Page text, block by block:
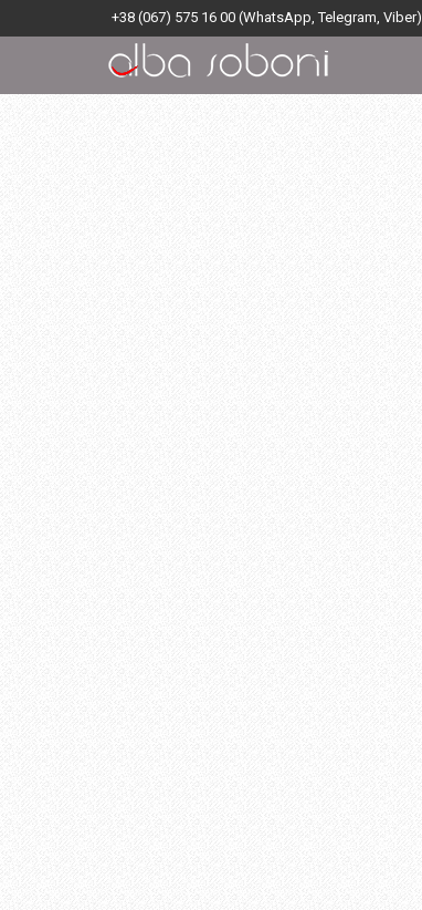
+38 (067) 575 16 00 (WhatsApp, Telegram, Viber)